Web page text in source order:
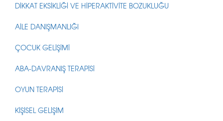
DİKKAT EKSİKLİĞİ VE HİPERAKTİVİTE BOZUKLUĞU
AİLE DANIŞMANLIĞI
ÇOCUK GELİŞİMİ
ABA-DAVRANIŞ TERAPİSİ
OYUN TERAPİSİ
KİŞİSEL GELİŞİM